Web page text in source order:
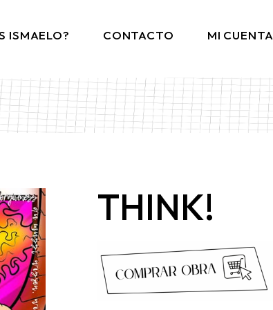
ISMAELO? CONTACTO MI CUENTA
THINK!